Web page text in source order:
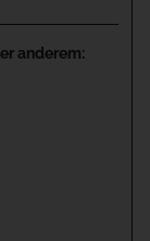
anderem: